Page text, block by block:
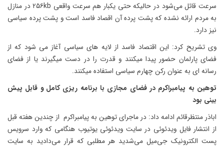
سرعت قائل می‌شود در حالیکه حتی یکبار هم سرعت واقعی ۲۵۶kb در منازل
به مردم ارائه نشده که پشت پرده آن اقصاد فاسد است و پشت پرده سیاسی
نیز دارد.
وی تشریح کرد: این اقتصاد فاسد از لایه های سیاسی آغاز می شود که از
فضای پارلمان حضور پیدا میکنند و قدرت را در دست میگیرند یا از فضای
رسانه ای به عنوان رکن چهارم سیاسی استفاده میکنند.
توهین به پیامبراکرم در فضای مجازی با برنامه ریزی کامل و قابل پیش
بینی بود
اباذر منتظرقائم ادامه داد: در ماجرای توهین به پیامبراکرم از چندین هفته قبل
از انتشار فایل ویدئوئی در سایت ویدئوئی یوتیوب هنگامی که وارد سرویس
پست الکترونیک جی‌میل می‌شدید هر مطلبی که قرار می‌دادید به سایت